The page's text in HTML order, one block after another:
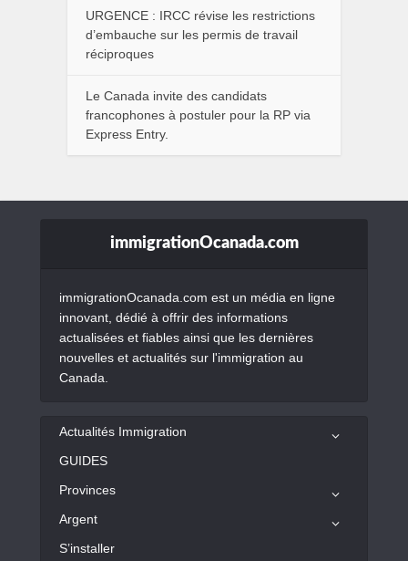
URGENCE : IRCC révise les restrictions
d’embauche sur les permis de travail
réciproques
Le Canada invite des candidats
francophones à postuler pour la RP via
Express Entry.
immigrationOcanada.com
immigrationOcanada.com est un média en ligne
innovant, dédié à offrir des informations
actualisées et fiables ainsi que les dernières
nouvelles et actualités sur l'immigration au
Canada.
Actualités Immigration
GUIDES
Provinces
Argent
S’installer